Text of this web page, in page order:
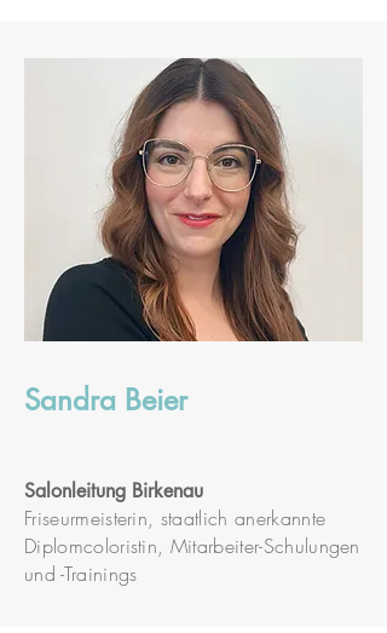
Sandra Beier
Salonleitung Birkenau
Friseurmeisterin, staatlich anerkannte
Diplomcoloristin, Mitarbeiter-Schulungen
und -Trainings